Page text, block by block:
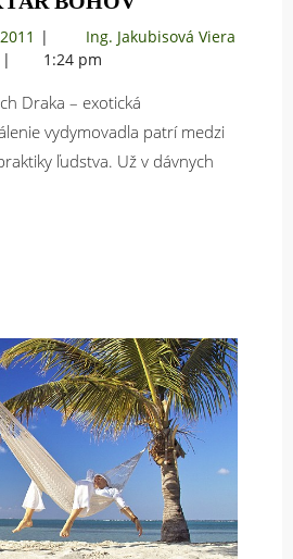
TYČINKY
–
VÔŇA
A
PRAVÝ
26
septembra,
Ing. Jakubisová Viera
1:24 pm
Draka – exotická
vydymovadla patrí medzi
ľudstva. Už v dávnych